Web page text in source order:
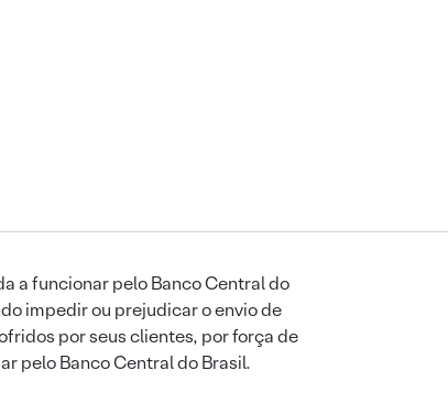
a funcionar pelo Banco Central do
impedir ou prejudicar o envio de
por seus clientes, por força de
pelo Banco Central do Brasil.